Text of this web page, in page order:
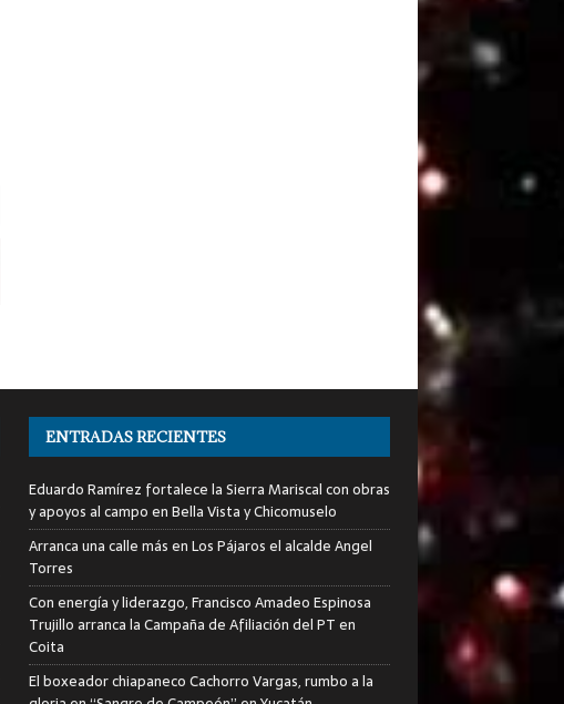
ENTRADAS RECIENTES
Eduardo Ramírez fortalece la Sierra Mariscal con obras
y apoyos al campo en Bella Vista y Chicomuselo
Arranca una calle más en Los Pájaros el alcalde Angel
Torres
Con energía y liderazgo, Francisco Amadeo Espinosa
Trujillo arranca la Campaña de Afiliación del PT en
Coita
El boxeador chiapaneco Cachorro Vargas, rumbo a la